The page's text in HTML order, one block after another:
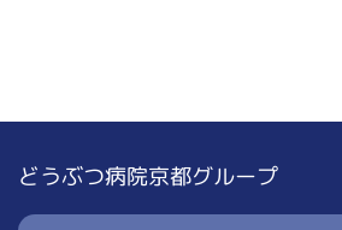
どうぶつ病院京都グループ